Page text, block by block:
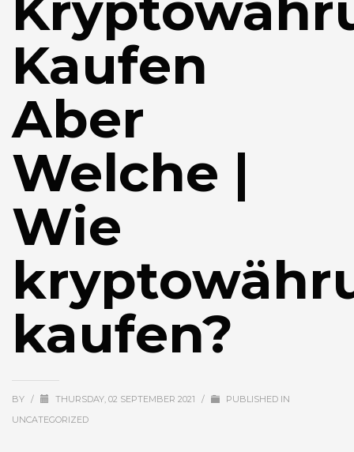
Kaufen
Aber
Welche |
Wie
kaufen?
BY / THURSDAY, 02 SEPTEMBER 2021 /
PUBLISHED IN
UNCATEGORIZED